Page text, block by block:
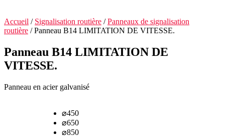
Accueil / Signalisation routière /Panneaux de signalisation
routière / Panneau B14 LIMITATION DE VITESSE.
Panneau B14 LIMITATION DE
VITESSE.
Panneau en acier galvanisé
⌀450
⌀650
⌀850